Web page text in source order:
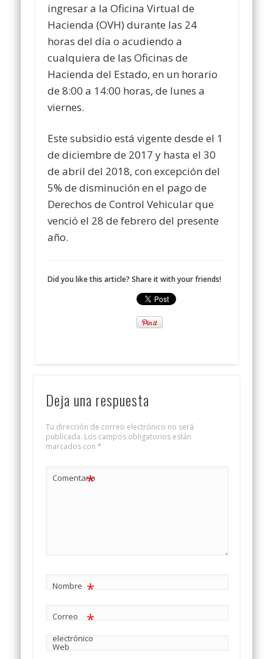
ingresar a la Oficina Virtual de
Hacienda (OVH) durante las 24
horas del día o acudiendo a
cualquiera de las Oficinas de
Hacienda del Estado, en un horario
de 8:00 a 14:00 horas, de lunes a
viernes.
Este subsidio está vigente desde el 1
de diciembre de 2017 y hasta el 30
de abril del 2018, con excepción del
5% de disminución en el pago de
Derechos de Control Vehicular que
venció el 28 de febrero del presente
año.
Did you like this article? Share it with your friends!
Deja una respuesta
Tu dirección de correo electrónico no será
publicada. Los campos obligatorios están
marcados con *
Comentario
*
Nombre *
Correo
electrónico
*
Web